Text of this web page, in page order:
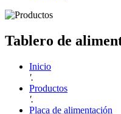
Tablero de
Inicio
'.
Productos
'.
Placa de alimentación